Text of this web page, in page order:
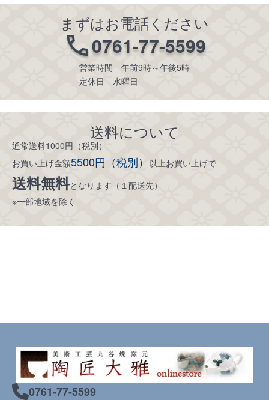
まずはお電話ください
0761-77-5599
営業時間 午前9時～午後5時
定休日 水曜日
送料について
通常送料1000円（税別）
お買い上げ金額5500円（税別） 以上お買い上げで
送料無料となります（１配送先）
※一部地域を除く
0761-77-5599